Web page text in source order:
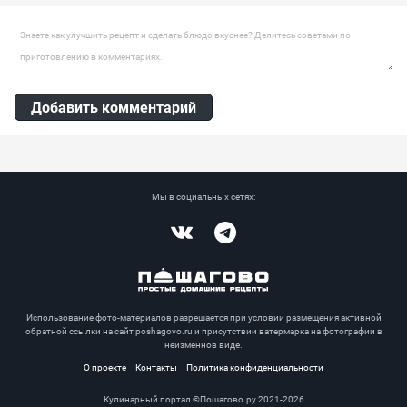
Оставить комментарий
Добавить комментарий
Мы в социальных сетях:
Использование фото-материалов разрешается при условии размещения активной
обратной ссылки на сайт poshagovo.ru и присутствии ватермарка на фотографии в
неизменнов виде.
О проекте
Контакты Политика конфиденциальности
Кулинарный портал ©Пошагово.ру 2021-2026